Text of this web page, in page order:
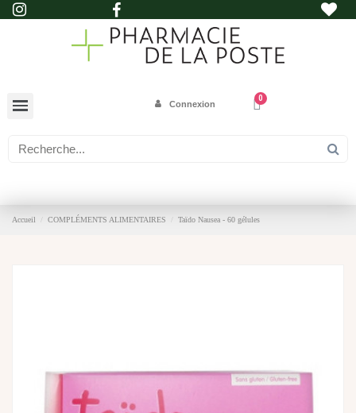
Connexion
Accueil COMPLÉMENTS ALIMENTAIRES Taïdo Nausea - 60 gélules